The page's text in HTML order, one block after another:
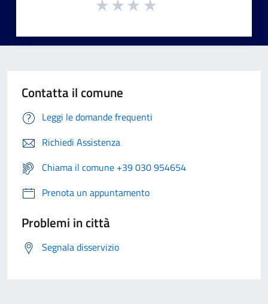
Contatta il comune
Leggi le domande frequenti
Richiedi Assistenza
Chiama il comune +39 030 954654
Prenota un appuntamento
Problemi in città
Segnala disservizio